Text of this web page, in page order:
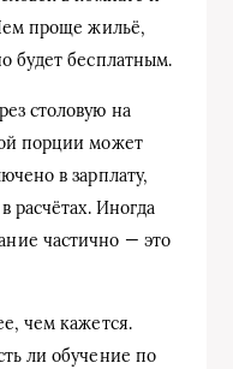
проще жильё,
будет бесплатным.
столовую на
порции может
в зарплату,
расчётах. Иногда
частично — это
чем кажется.
ли обучение по